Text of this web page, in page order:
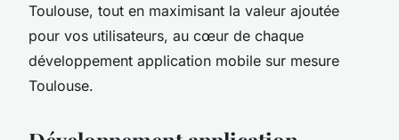
Toulouse, tout en maximisant la valeur ajoutée
pour vos utilisateurs, au cœur de chaque
développement application mobile sur mesure
Toulouse.